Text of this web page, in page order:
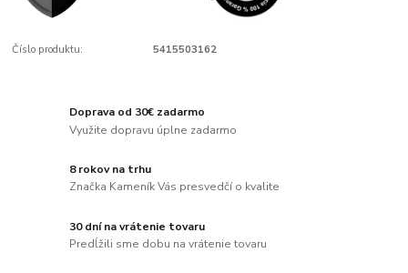
Číslo produktu: 5415503162
Doprava od 30€ zadarmo
Využite dopravu úplne zadarmo
8 rokov na trhu
Značka Kameník Vás presvedčí o kvalite
30 dní na vrátenie tovaru
Predĺžili sme dobu na vrátenie tovaru